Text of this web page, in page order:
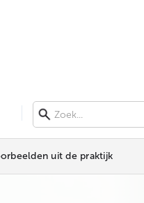
uit de praktijk